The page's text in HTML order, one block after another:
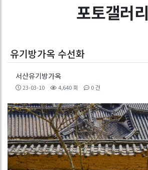
포토갤러리
유기방가옥 수선화
서산유기방가옥
23-03-10 4,640 회 0 건